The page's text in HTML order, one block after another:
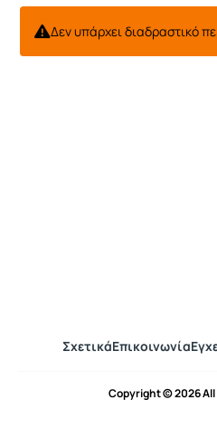
Δεν υπάρχει διαδραστικό
ΣχετικάΕπικοινωνία
Copyright © 2026